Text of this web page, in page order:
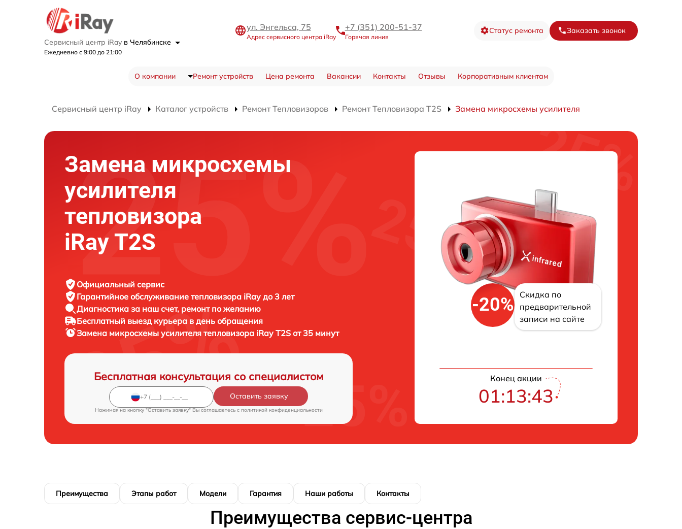
Сервисный центр iRay в Челябинске
Ежедневно с 9:00 до 21:00
ул. Энгельса, 75
Адрес сервисного центра iRay
+7 (351) 200-51-37
Горячая линия
Статус ремонта Заказать звонок
О компании Ремонт устройств Цена ремонта Вакансии Контакты Отзывы Корпоративным клиентам
Сервисный центр iRay Каталог устройств Ремонт Тепловизоров Ремонт Тепловизора T2S Замена микросхемы усилителя
Замена микросхемы
усилителя
тепловизора
iRay T2S
Официальный сервис
Гарантийное обслуживание тепловизора iRay до 3 лет
Диагностика за наш счет, ремонт по желанию
Бесплатный выезд курьера в день обращения
Замена микросхемы усилителя тепловизора iRay T2S от 35 минут
Бесплатная консультация со специалистом
Оставить заявку
Нажимая на кнопку "Оставить заявку" Вы соглашаетесь c политикой конфиденциальности
-20%
Скидка по
предварительной
записи на сайте
Конец акции
01:13:42
Преимущества Этапы работ Модели Гарантия Наши работы Контакты
Преимущества сервис-центра